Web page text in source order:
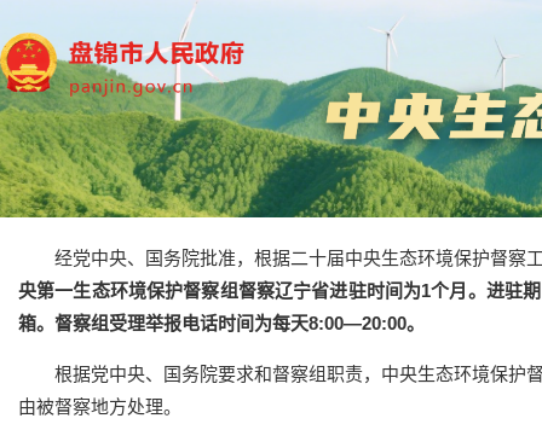
经党中央、国务院批准，根据二十届中央生态环境保护督察
央第一生态环境保护督察组督察辽宁省进驻时间为1个月。进驻
箱。督察组受理举报电话时间为每天8:00—20:00。
根据党中央、国务院要求和督察组职责，中央生态环境保护
由被督察地方处理。